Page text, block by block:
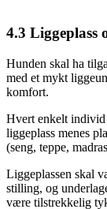
4.3 Liggeplass
Hunden skal ha
med et mykt
komfort.
Hvert enkelt individ
liggeplass menes
(seng, teppe,
Liggeplassen skal
stilling, og
være tilstrekkelig